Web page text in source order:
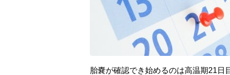
胎嚢が確認でき始めるのは高温期21日